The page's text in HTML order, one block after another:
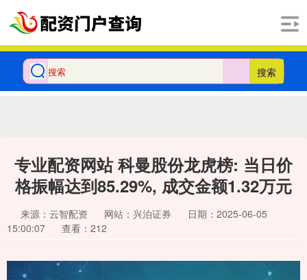
搜索
专业配资网站 科曼股份龙虎榜: 当日价
格振幅达到85.29%, 成交金额1.32万元
来源：云智配资 网站：兴泊证券
日期：2025-06-05
15:00:07
查看：212